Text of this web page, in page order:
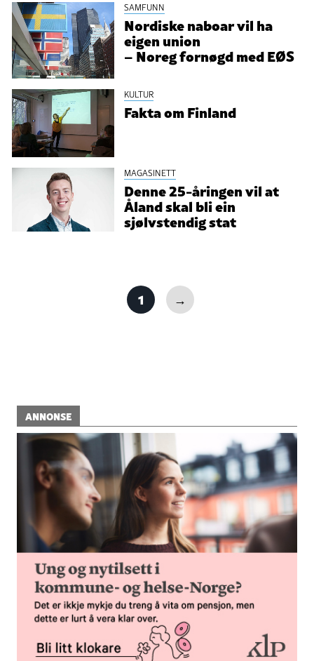
SAMFUNN
Nordiske naboar vil ha
eigen union
– Noreg fornøgd med EØS
KULTUR
Fakta om Finland
MAGASINETT
Denne 25-åringen vil at
Åland skal bli ein
sjølvstendig stat
1 →
ANNONSE